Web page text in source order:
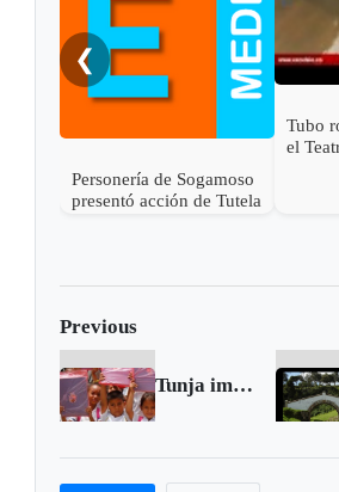
❮
Personería de Sogamoso
presentó acción de Tutela
Tubo
el
Previous
Tunja implementa piloto de educación que se usará en todo el país